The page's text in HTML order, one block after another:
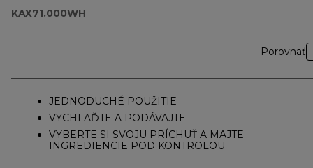
KAX71.000WH
KAX71.000WH
Porovnať
JEDNODUCHÉ POUŽITIE
VYCHLAĎTE A PODÁVAJTE
VYBERTE SI SVOJU PRÍCHUŤ A MAJTE
INGREDIENCIE POD KONTROLOU